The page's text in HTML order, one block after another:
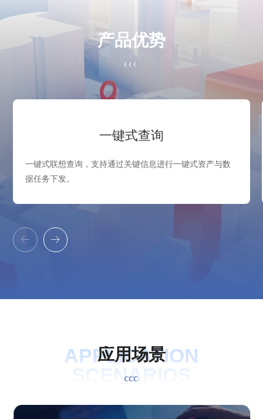
PRODUCT
ADVANTAGES
产品优势
一键式查询
一键式联想查询，支持通过关键信息进行一键式资产与数
据任务下发。
 
APPLICATION
SCENARIOS
应用场景